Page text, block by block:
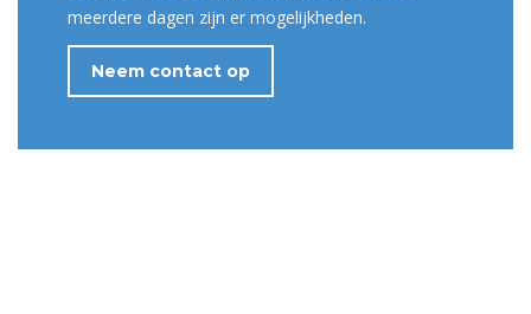
meerdere dagen zijn er mogelijkheden.
Neem contact op